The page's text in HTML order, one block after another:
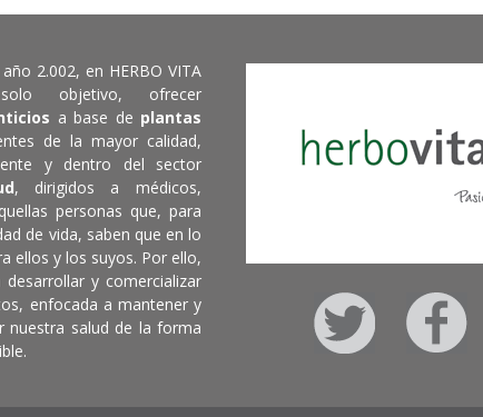
2.002, en HERBO VITA
objetivo, ofrecer
a base de plantas
de la mayor calidad,
y dentro del sector
, dirigidos a médicos,
personas que, para
de vida, saben que en lo
ellos y los suyos. Por ello,
y comercializar
enfocada a mantener y
nuestra salud de la forma